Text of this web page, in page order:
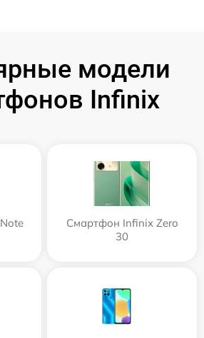
модели
Infinix
Смартфон Infinix Zero
30